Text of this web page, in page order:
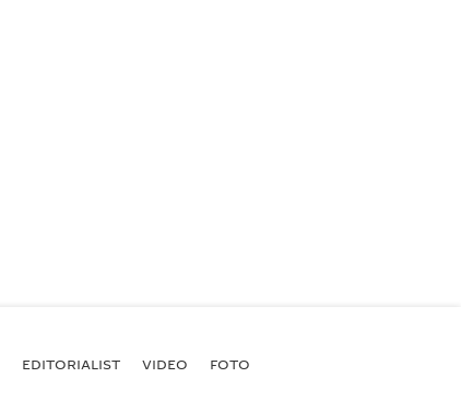
EDITORIALIST VIDEO FOTO